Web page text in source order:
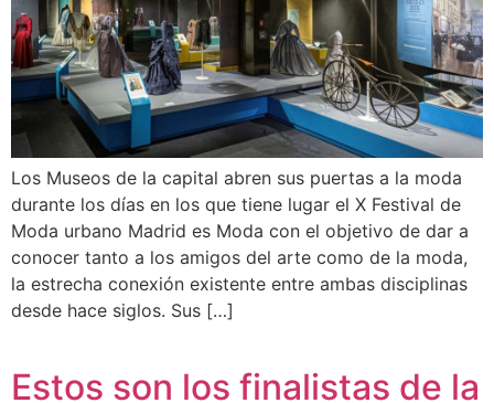
Los Museos de la capital abren sus puertas a la moda
durante los días en los que tiene lugar el X Festival de
Moda urbano Madrid es Moda con el objetivo de dar a
conocer tanto a los amigos del arte como de la moda,
la estrecha conexión existente entre ambas disciplinas
desde hace siglos. Sus […]
Estos son los finalistas de la